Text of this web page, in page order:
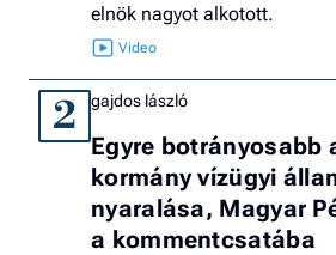
elnök nagyot alkotott.
2 gajdos lászló
Egyre botrányosabb
kormány vízügyi
nyaralása, Magyar
a kommentcsatába